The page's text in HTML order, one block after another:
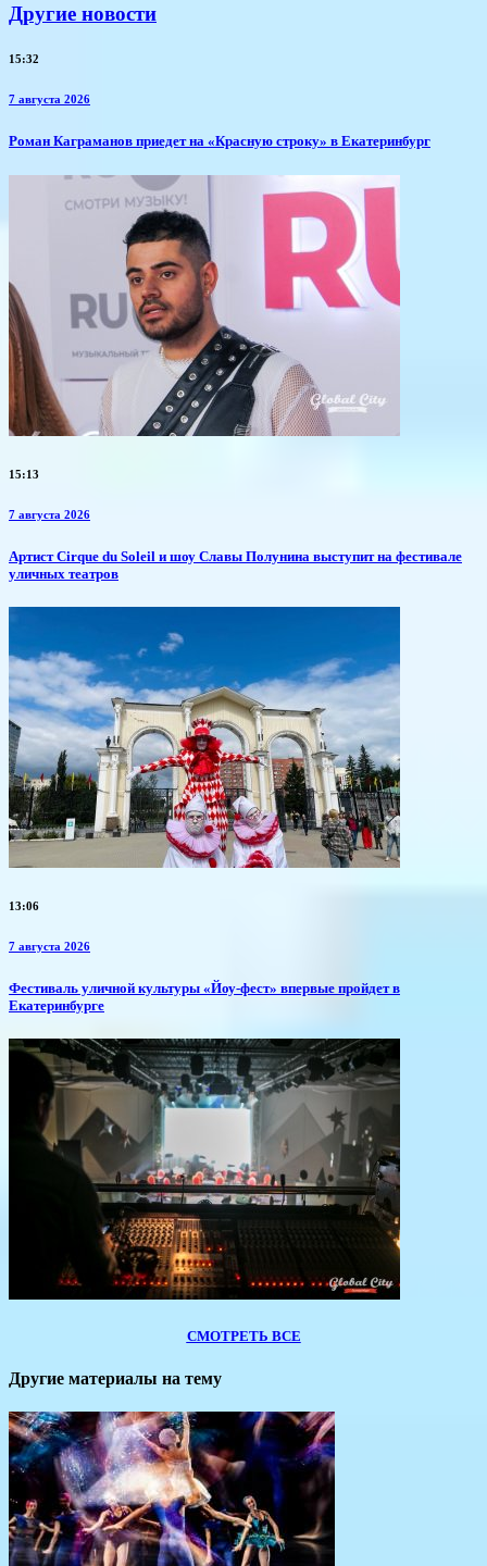
Другие новости
15:32
7 августа 2026
​Роман Каграманов приедет на «Красную строку» в Екатеринбург
15:13
7 августа 2026
Артист Cirque du Soleil и шоу Славы Полунина выступит на фестивале
уличных театров
13:06
7 августа 2026
​Фестиваль уличной культуры «Йоу-фест» впервые пройдет в
Екатеринбурге
СМОТРЕТЬ ВСЕ
Другие материалы на тему